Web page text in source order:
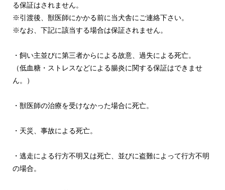
る保証はされません。
※引渡後、獣医師にかかる前に当犬舎にご連絡下さい。
※なお、下記に該当する場合は保証されません。
・飼い主並びに第三者からによる故意、過失による死亡。
（低血糖・ストレスなどによる腸炎に関する保証はできませ
ん。）
・獣医師の治療を受けなかった場合に死亡。
・天災、事故による死亡。
・逃走による行方不明又は死亡、並びに盗難によって行方不明
の場合。